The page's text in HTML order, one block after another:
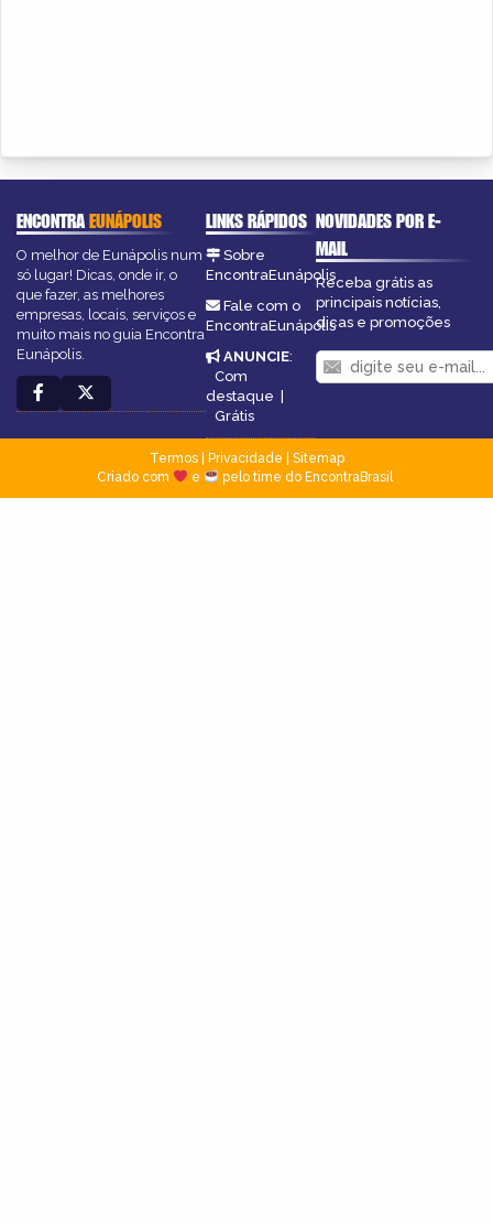
ENCONTRAEUNÁPOLIS
O melhor de Eunápolis num
só lugar! Dicas, onde ir, o
que fazer, as melhores
empresas, locais, serviços e
muito mais no guia Encontra
Eunápolis.
LINKS RÁPIDOS
Sobre
EncontraEunápolis
Fale com o
EncontraEunápolis
ANUNCIE:
Com
destaque |
Grátis
NOVIDADES POR E-
MAIL
Receba grátis as
principais notícias,
dicas e promoções
Termos| Privacidade
Sitemap
Criado com
e pelo time do EncontraBrasil